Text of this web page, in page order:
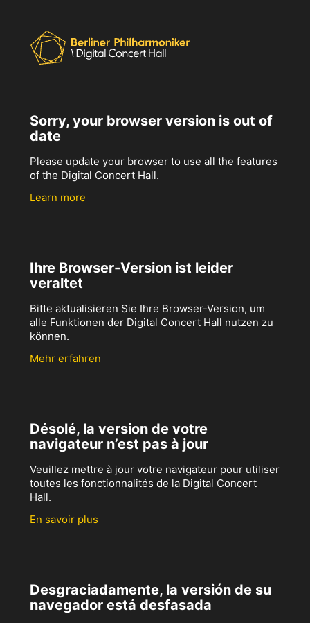
Sorry, your browser version is out of
date
Please update your browser to use all the features
of the Digital Concert Hall.
Learn more
Ihre Browser-Version ist leider
veraltet
Bitte aktualisieren Sie Ihre Browser-Version, um
alle Funktionen der Digital Concert Hall nutzen zu
können.
Mehr erfahren
Désolé, la version de votre
navigateur n’est pas à jour
Veuillez mettre à jour votre navigateur pour utiliser
toutes les fonctionnalités de la Digital Concert
Hall.
En savoir plus
Desgraciadamente, la versión de su
navegador está desfasada